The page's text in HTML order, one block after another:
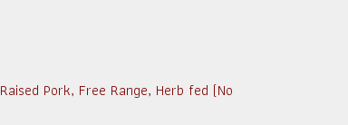
Pork, Free Range, Herb fed (No